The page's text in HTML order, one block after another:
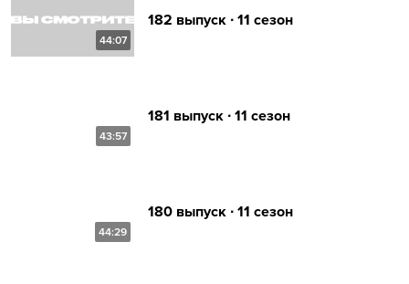
44:07
182 выпуск ∙ 11 сезон
43:57
181 выпуск ∙ 11 сезон
44:29
180 выпуск ∙ 11 сезон